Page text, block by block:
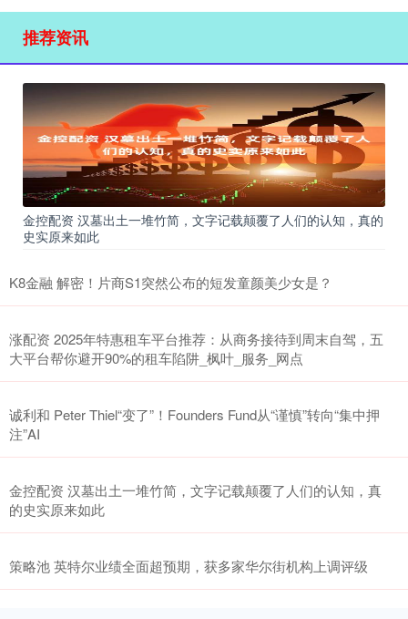
推荐资讯
金控配资 汉墓出土一堆竹简，文字记载颠覆了人们的认知，真的
史实原来如此
K8金融 解密！片商S1突然公布的短发童颜美少女是？
涨配资 2025年特惠租车平台推荐：从商务接待到周末自驾，五
大平台帮你避开90%的租车陷阱_枫叶_服务_网点
诚利和 Peter Thiel“变了”！Founders Fund从“谨慎”转向“集中押
注”AI
金控配资 汉墓出土一堆竹简，文字记载颠覆了人们的认知，真
的史实原来如此
策略池 英特尔业绩全面超预期，获多家华尔街机构上调评级